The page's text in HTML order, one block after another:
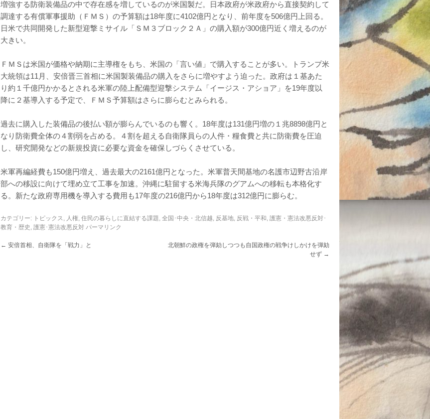
増強する防衛装備品の中で存在感を増しているのが米国製だ。日本政府が米政府から直接契約して
調達する有償軍事援助（ＦＭＳ）の予算額は18年度に4102億円となり、前年度を506億円上回る。
日米で共同開発した新型迎撃ミサイル「ＳＭ３ブロック２Ａ」の購入額が300億円近く増えるのが
大きい。
ＦＭＳは米国が価格や納期に主導権をもち、米国の「言い値」で購入することが多い。トランプ米
大統領は11月、安倍晋三首相に米国製装備品の購入をさらに増やすよう迫った。政府は１基あた
り約１千億円かかるとされる米軍の陸上配備型迎撃システム「イージス・アショア」を19年度以
降に２基導入する予定で、ＦＭＳ予算額はさらに膨らむとみられる。
過去に購入した装備品の後払い額が膨らんでいるのも響く。18年度は131億円増の１兆8898億円と
なり防衛費全体の４割弱を占める。４割を超える自衛隊員らの人件・糧食費と共に防衛費を圧迫
し、研究開発などの新規投資に必要な資金を確保しづらくさせている。
米軍再編経費も150億円増え、過去最大の2161億円となった。米軍普天間基地の名護市辺野古沿岸
部への移設に向けて埋め立て工事を加速。沖縄に駐留する米海兵隊のグアムへの移転も本格化す
る。新たな政府専用機を導入する費用も17年度の216億円から18年度は312億円に膨らむ。
カテゴリー: トピックス, 人権, 住民の暮らしに直結する課題, 全国･中央・北信越, 反基地, 反戦・平和, 護憲・憲法改悪反対･
教育・歴史 , 護憲･憲法改悪反対 パーマリンク
← 安倍首相、自衛隊を「戦力」と
北朝鮮の政権を弾劾しつつも自国政権の戦争けしかけを弾劾
せず →